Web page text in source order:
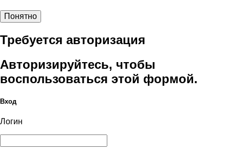
Понятно
Требуется авторизация
Авторизируйтесь, чтобы
воспользоваться этой формой.
Вход
Логин